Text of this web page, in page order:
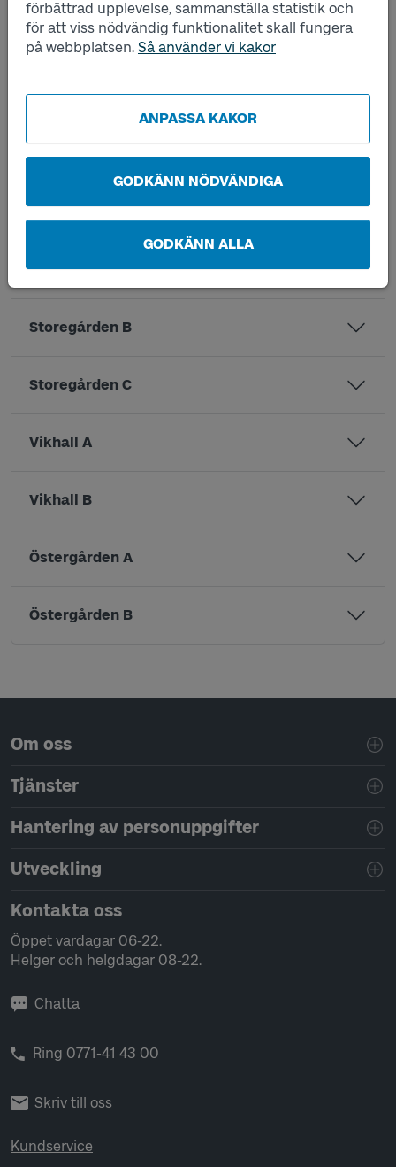
förbättrad upplevelse, sammanställa statistik och
för att viss nödvändig funktionalitet skall fungera
på webbplatsen. Så använder vi kakor
ANPASSA KAKOR
GODKÄNN NÖDVÄNDIGA
GODKÄNN ALLA
Nolvik B
Sjömarksstigen A
Sjömarksstigen B
Skra Bro C
Storegården A
Storegården B
Storegården C
Vikhall A
Vikhall B
Östergården A
Östergården B
Sidfotsnavigering
Om oss
Tjänster
Hantering av personuppgifter
Utveckling
Kontakta oss
Öppet vardagar 06-22.
Helger och helgdagar 08-22.
Chatta
Ring 0771-41 43 00
Skriv till oss
Kundservice